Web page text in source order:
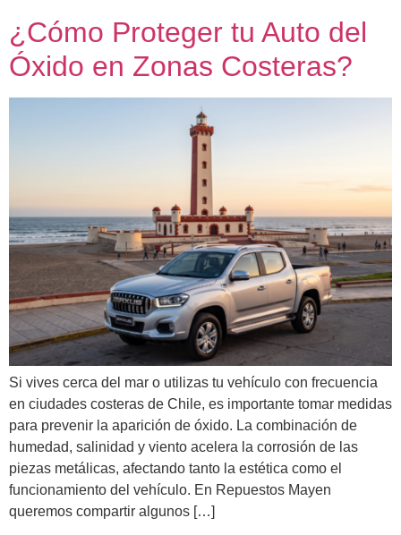
¿Cómo Proteger tu Auto del
Óxido en Zonas Costeras?
Si vives cerca del mar o utilizas tu vehículo con frecuencia
en ciudades costeras de Chile, es importante tomar medidas
para prevenir la aparición de óxido. La combinación de
humedad, salinidad y viento acelera la corrosión de las
piezas metálicas, afectando tanto la estética como el
funcionamiento del vehículo. En Repuestos Mayen
queremos compartir algunos […]